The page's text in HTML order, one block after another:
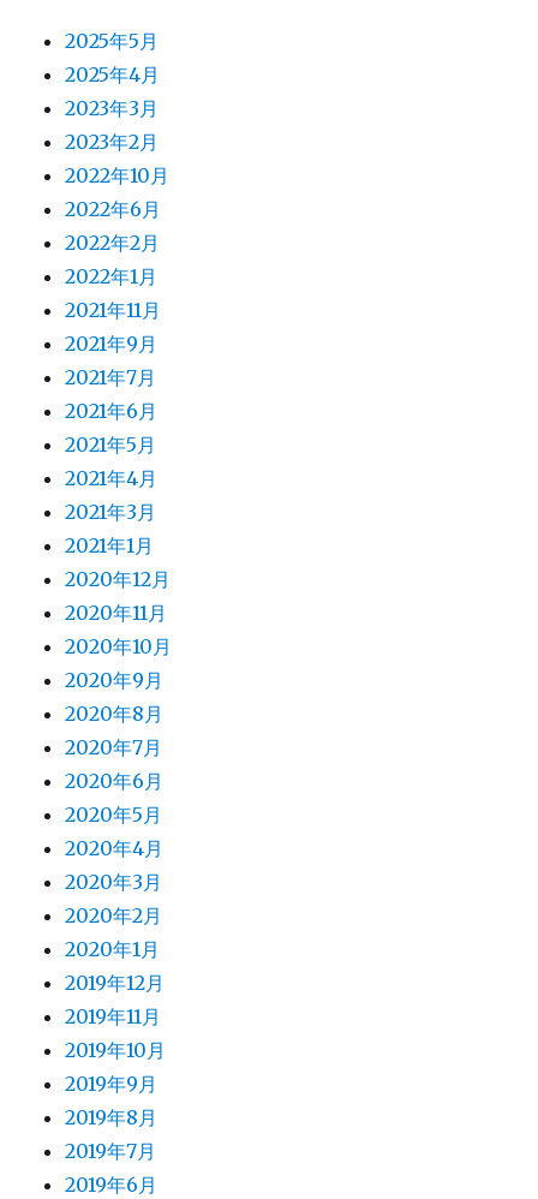
2025年5月
2025年4月
2023年3月
2023年2月
2022年10月
2022年6月
2022年2月
2022年1月
2021年11月
2021年9月
2021年7月
2021年6月
2021年5月
2021年4月
2021年3月
2021年1月
2020年12月
2020年11月
2020年10月
2020年9月
2020年8月
2020年7月
2020年6月
2020年5月
2020年4月
2020年3月
2020年2月
2020年1月
2019年12月
2019年11月
2019年10月
2019年9月
2019年8月
2019年7月
2019年6月